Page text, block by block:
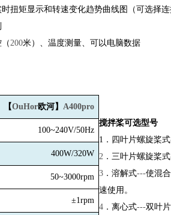
扭矩显示和转速变化趋势曲线图（可选择连
200米）、温度测量、可以电脑数据
【OuHor欧河】 A400pro
100~240V/50Hz
400W/320W
50~3000rpm
±1rpm
搅拌桨可选型号
1 ．四叶片螺旋桨式
2 ．三叶片螺旋桨式
3 ．溶解式---使混
速使用。
4 ．离心式---双叶